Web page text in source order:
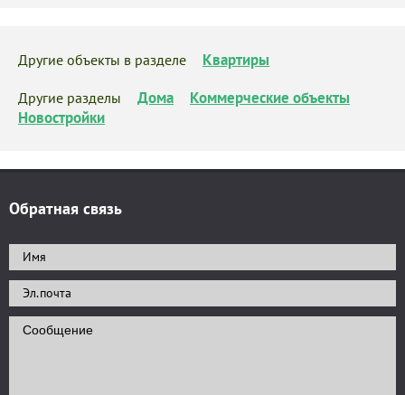
Другие объекты в разделе Квартиры
Другие разделы Дома
Коммерческие объекты
Новостройки
Обратная связь